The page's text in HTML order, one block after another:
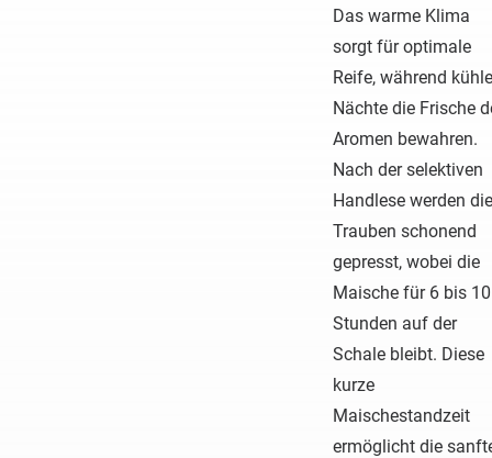
Das warme Klima
sorgt für optimale
Reife, während kühle
Nächte die Frische
Aromen bewahren.
Nach der selektiven
Handlese werden die
Trauben schonend
gepresst, wobei die
Maische für 6 bis 10
Stunden auf der
Schale bleibt. Diese
kurze
Maischestandzeit
ermöglicht die